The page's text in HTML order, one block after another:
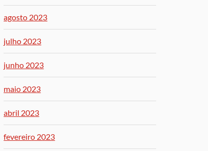
agosto 2023
julho 2023
junho 2023
maio 2023
abril 2023
fevereiro 2023